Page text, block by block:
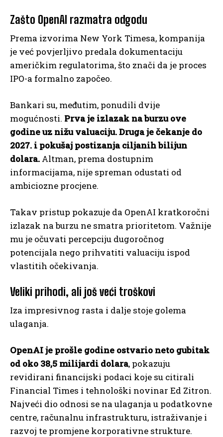
Zašto OpenAI razmatra odgodu
Prema izvorima New York Timesa, kompanija
je već povjerljivo predala dokumentaciju
američkim regulatorima, što znači da je proces
IPO-a formalno započeo.
Bankari su, međutim, ponudili dvije
mogućnosti. Prva je izlazak na burzu ove
godine uz nižu valuaciju. Druga je čekanje do
2027. i pokušaj postizanja ciljanih bilijun
dolara. Altman, prema dostupnim
informacijama, nije spreman odustati od
ambiciozne procjene.
Takav pristup pokazuje da OpenAI kratkoročni
izlazak na burzu ne smatra prioritetom. Važnije
mu je očuvati percepciju dugoročnog
potencijala nego prihvatiti valuaciju ispod
vlastitih očekivanja.
Veliki prihodi, ali još veći troškovi
Iza impresivnog rasta i dalje stoje golema
ulaganja.
OpenAI je prošle godine ostvario neto gubitak
od oko 38,5 milijardi dolara, pokazuju
revidirani financijski podaci koje su citirali
Financial Times i tehnološki novinar Ed Zitron.
Najveći dio odnosi se na ulaganja u podatkovne
centre, računalnu infrastrukturu, istraživanje i
razvoj te promjene korporativne strukture.